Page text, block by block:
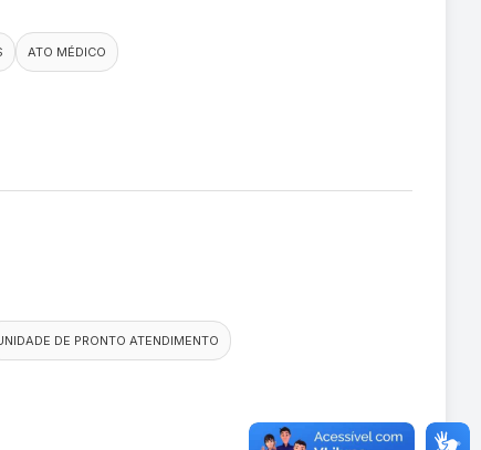
ATO MÉDICO
DE PRONTO ATENDIMENTO